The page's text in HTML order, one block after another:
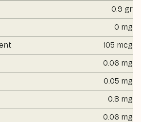
0.9 gr
0 mg
105 mcg
0.06 mg
0.05 mg
0.8 mg
0.06 mg